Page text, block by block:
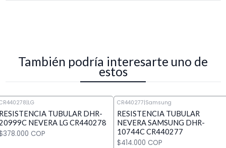
También podría interesarte uno de
estos
|LG
TUBULAR DHR-
NEVERA LG CR440278
COP
CR440277|Samsung
RESISTENCIA TUBULAR
NEVERA SAMSUNG DHR-
10744C CR440277
$414.000 COP